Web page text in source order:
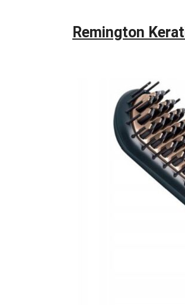
Remington